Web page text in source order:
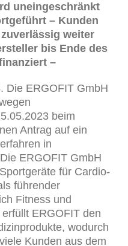
uneingeschränkt
– Kunden
weiter
bis Ende des
–
. Die ERGOFIT GmbH
beim
Antrag auf ein
in
ERGOFIT GmbH
für Cardio-
führender
Fitness und
ERGOFIT den
wodurch
Kunden aus dem